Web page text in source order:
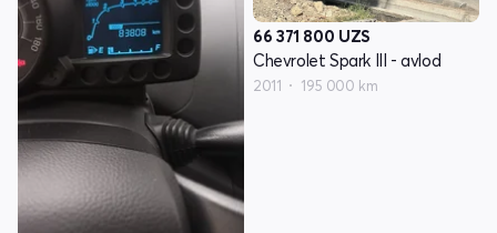
66 371 800 UZS
Chevrolet Spark III - avlod
2011 195 000 km